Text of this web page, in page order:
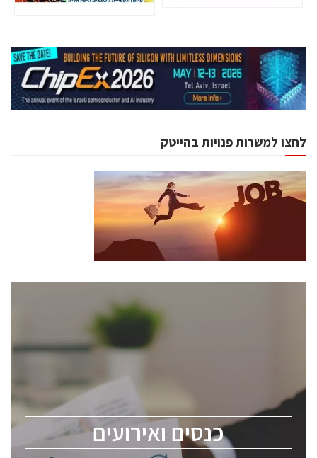
לחצו למשרות פנויות בהייטק
כנסים ואירועים
כנסים ואירועים
לכל העוסקים בתעשיית הסמיקונדקטור כולל מהנדסים,
ChipEx2026 will be held on May 12-13, 2026. The